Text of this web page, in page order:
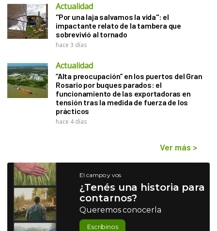
Actualidad
"Por una laja salvamos la vida": el
impactante relato de la tambera que
sobrevivió al tornado
hace 3 días
Actualidad
“Alta preocupación” en los puertos del Gran
Rosario por buques parados: el
funcionamiento de las exportadoras en
tensión tras la medida de fuerza de los
prácticos
hace 4 días
Ver más >
El campo y vos
¿Tenés una historia para
contarnos?
Queremos conocerla
Escribinos